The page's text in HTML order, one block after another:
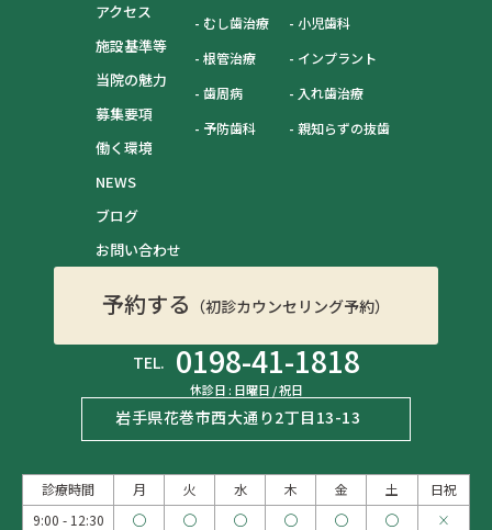
アクセス
施設基準等
当院の魅力
募集要項
働く環境
NEWS
ブログ
お問い合わせ
むし歯治療
根管治療
歯周病
予防歯科
小児歯科
インプラント
入れ歯治療
親知らずの抜歯
予約する （初診カウンセリング予約）
TEL. 0198-41-1818
休診日 : 日曜日 / 祝日
岩手県花巻市西大通り2丁目13-13
診療時間 月 火 水 木 金 土
日祝
9:00 - 12:30
◯ ◯ ◯ ◯ ◯ ◯ ×